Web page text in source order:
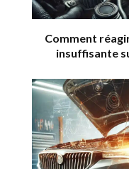
Comment
insuffisante